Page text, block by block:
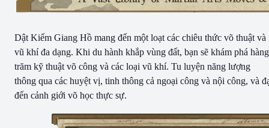
Dật Kiếm Giang Hồ mang đến một loạt các chiêu thức võ thuật và
vũ khí đa dạng. Khi du hành khắp vùng đất, bạn sẽ khám phá hàng
trăm kỹ thuật võ công và các loại vũ khí. Tu luyện năng lượng
thông qua các huyệt vị, tinh thông cả ngoại công và nội công, và
đến cảnh giới võ học thực sự.